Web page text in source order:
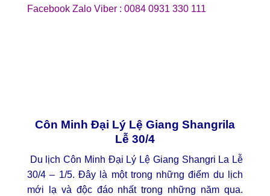
Facebook Zalo Viber : 0084 0931 330 111
Côn Minh Đại Lý Lệ Giang Shangrila
Lễ 30/4
Du lịch Côn Minh Đại Lý Lệ Giang Shangri La Lễ
30/4 – 1/5. Đây là một trong những điểm du lịch
mới lạ và độc đáo nhất trong những năm qua.